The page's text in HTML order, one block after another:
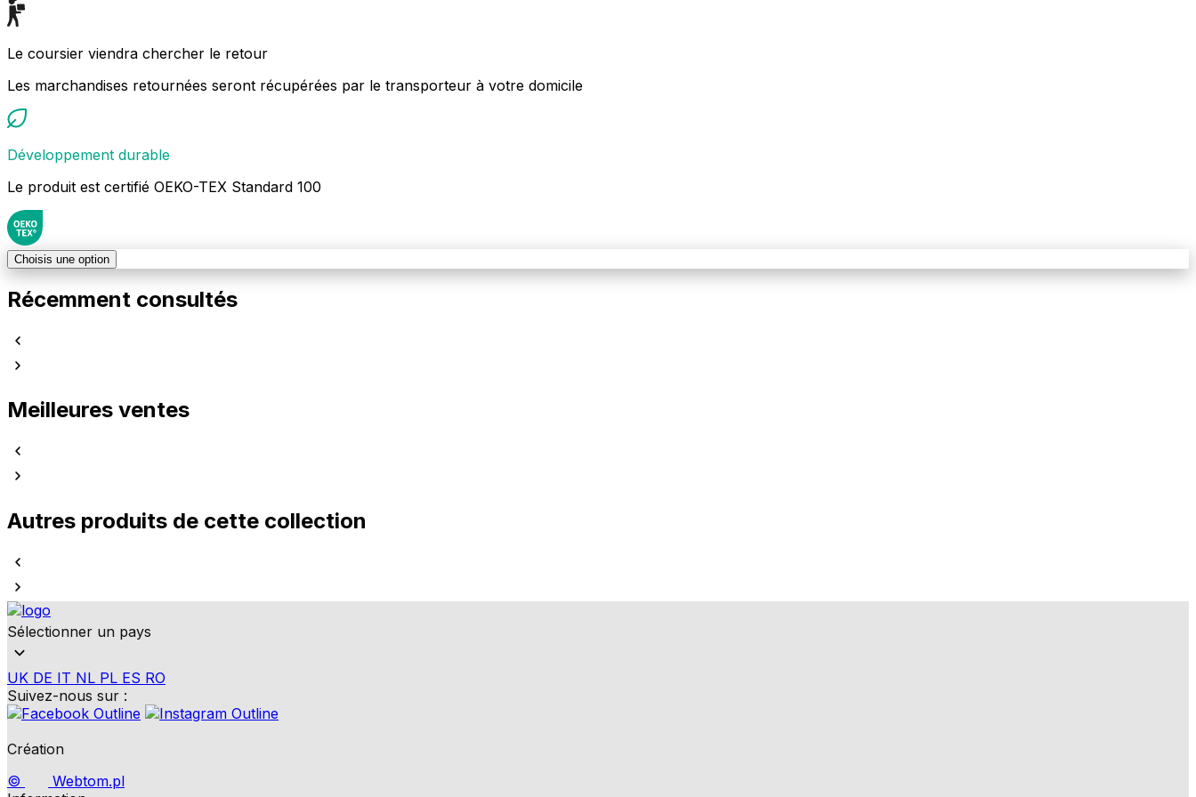
Le coursier viendra chercher le retour
Les marchandises retournées seront récupérées par le transporteur à votre domicile
Développement durable
Le produit est certifié OEKO-TEX Standard 100
Choisis une option
Récemment consultés
Meilleures ventes
Autres produits de cette collection
Sélectionner un pays
UK DE IT NL PL ES RO
Suivez-nous sur :
Création
©
Webtom.pl